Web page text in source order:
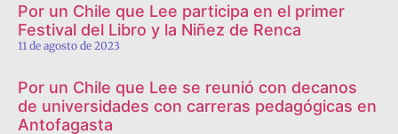
Por un Chile que Lee participa en el primer
Festival del Libro y la Niñez de Renca
11 de agosto de 2023
Por un Chile que Lee se reunió con decanos
de universidades con carreras pedagógicas en
Antofagasta